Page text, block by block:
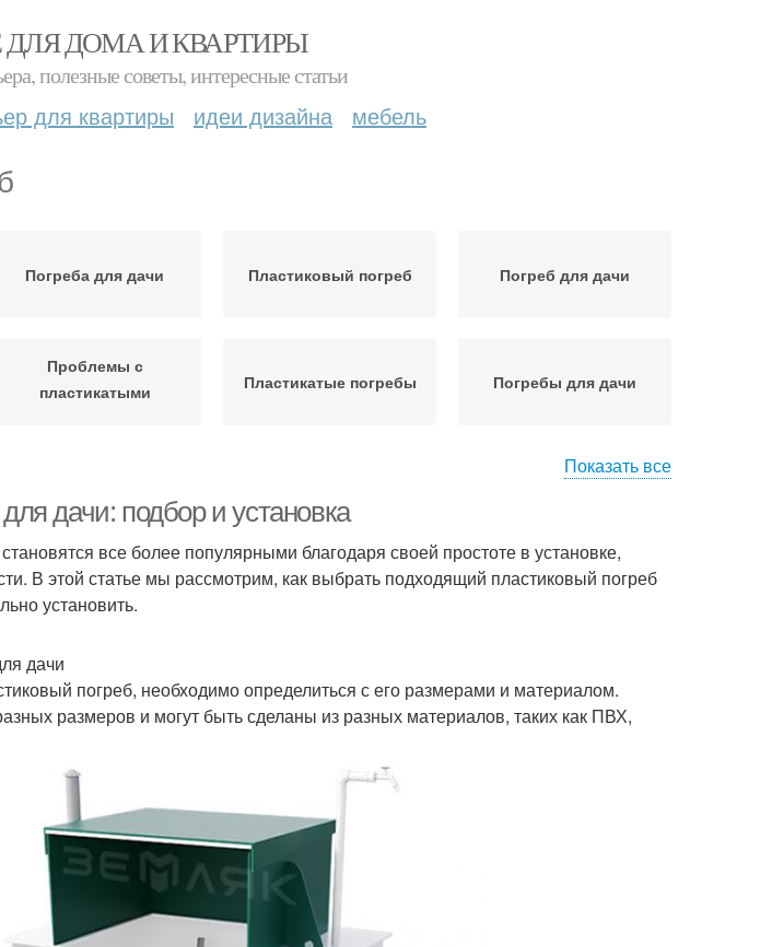
ДЛЯ ДОМА И КВАРТИРЫ
полезные советы, интересные статьи
для квартиры идеи дизайна мебель
Погреба для дачи Пластиковый погреб Погреб для дачи
Проблемы с
пластикатыми
Пластикатые погребы Погребы для дачи
Показать все
дачи: подбор и установка
все более популярными благодаря своей простоте в установке,
В этой статье мы рассмотрим, как выбрать подходящий пластиковый погреб
установить.
дачи
погреб, необходимо определиться с его размерами и материалом.
размеров и могут быть сделаны из разных материалов, таких как ПВХ,